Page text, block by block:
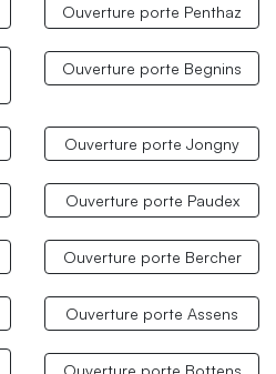
Ouverture porte Penthaz
Ouverture porte Begnins
Ouverture porte Jongny
Ouverture porte Paudex
Ouverture porte Bercher
Ouverture porte Assens